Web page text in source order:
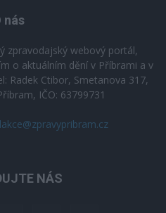
nás
zpravodajský webový portál,
o aktuálním dění v Příbrami a v
Radek Ctibor, Smetanova 317,
IČO: 63799731
NÁS